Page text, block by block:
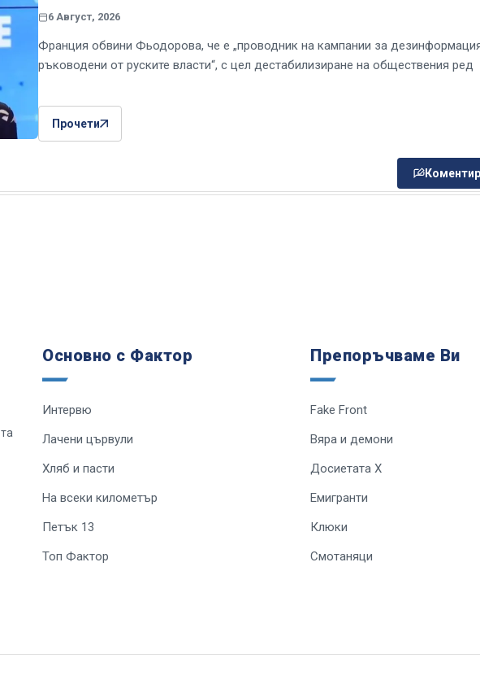
6 Август, 2026
Франция обвини Фьодорова, че е „проводник на кампании за
ръководени от руските власти“, с цел дестабилизиране на обществения ред
Прочети
Основно с Фактор
Интервю
Лачени цървули
Хляб и пасти
На всеки километър
Петък 13
Топ Фактор
Препоръчваме Ви
Fake Front
Вяра и демони
Досиетата Х
Емигранти
Клюки
Смотаняци